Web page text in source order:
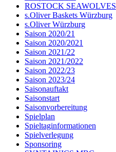
ROSTOCK SEAWOLVES
s.Oliver Baskets Würzburg
s.Oliver Würzburg
Saison 2020/21
Saison 2020/2021
Saison 2021/22
Saison 2021/2022
Saison 2022/23
Saison 2023/24
Saisonauftakt
Saisonstart
Saisonvorbereitung
Spielplan
Spieltaginformationen
Spielverlegung
Sponsoring